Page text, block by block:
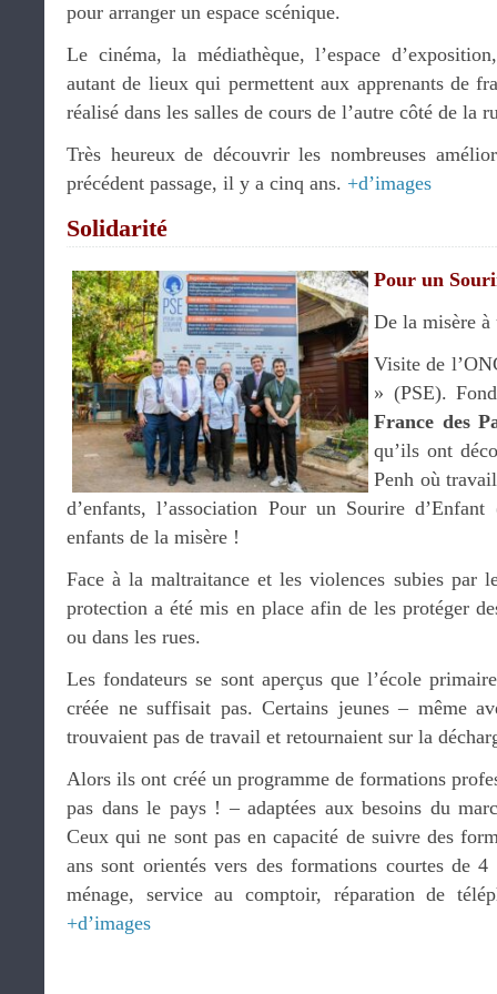
pour arranger un espace scénique.
Le cinéma, la médiathèque, l’espace
autant de lieux qui permettent aux apprenants de
réalisé dans les salles de cours de l’autre côté de la
Très heureux de découvrir les nombreuses
précédent passage, il y a cinq ans. +d’images
Solidarité
Pour un
De la misère
Visite de
» (PSE).
France des
qu’ils ont
Penh où
d’enfants, l’association Pour un Sourire
enfants de la misère !
Face à la maltraitance et les violences subies par
protection a été mis en place afin de les protéger
ou dans les rues.
Les fondateurs se sont aperçus que l’école
créée ne suffisait pas. Certains jeunes – même
trouvaient pas de travail et retournaient sur la
Alors ils ont créé un programme de formations
pas dans le pays ! – adaptées aux besoins du
Ceux qui ne sont pas en capacité de suivre des
ans sont orientés vers des formations courtes de
ménage, service au comptoir, réparation de
+d’images